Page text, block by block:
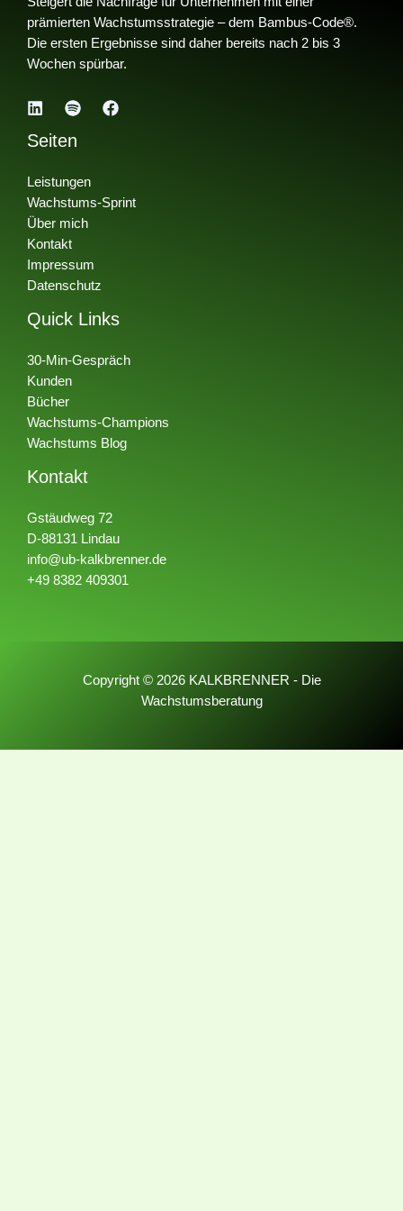
prämierten Wachstumsstrategie – dem Bambus-Code®.
Die ersten Ergebnisse sind daher bereits nach 2 bis 3
Wochen spürbar.
Seiten
Leistungen
Wachstums-Sprint
Über mich
Kontakt
Impressum
Datenschutz
Quick Links
30-Min-Gespräch
Kunden
Bücher
Wachstums-Champions
Wachstums Blog
Kontakt
Gstäudweg 72
D-88131 Lindau
info@ub-kalkbrenner.de
+49 8382 409301
Copyright © 2026 KALKBRENNER - Die
Wachstumsberatung